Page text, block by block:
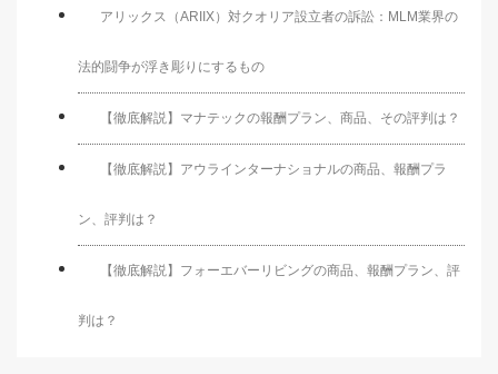
アリックス（ARIIX）対クオリア設立者の訴訟：MLM業界の
法的闘争が浮き彫りにするもの
【徹底解説】マナテックの報酬プラン、商品、その評判は？
【徹底解説】アウラインターナショナルの商品、報酬プラ
ン、評判は？
【徹底解説】フォーエバーリビングの商品、報酬プラン、評
判は？